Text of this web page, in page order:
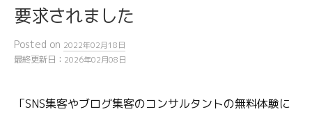
要求されました
Posted on 2022年02月18日
最終更新日： 2026年02月08日
「SNS集客やブログ集客のコンサルタントの無料体験に